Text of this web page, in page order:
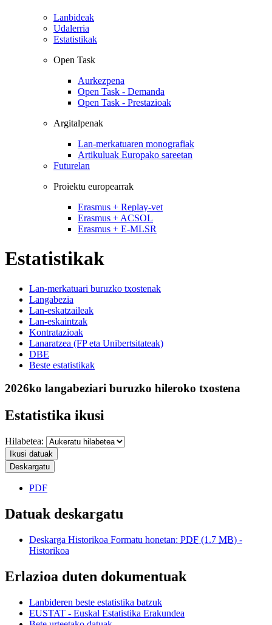
Lanbideak
Udalerria
Estatistikak
Open Task
Aurkezpena
Open Task - Demanda
Open Task - Prestazioak
Argitalpenak
Lan-merkatuaren monografiak
Artikuluak Europako sareetan
Futurelan
Proiektu europearrak
Erasmus + Replay-vet
Erasmus + ACSOL
Erasmus + E-MLSR
Estatistikak
Lan-merkatuari buruzko txostenak
Langabezia
Lan-eskatzaileak
Lan-eskaintzak
Kontratazioak
Lanaratzea (FP eta Unibertsitateak)
DBE
Beste estatistikak
2026ko langabeziari buruzko hileroko txostena
Estatistika ikusi
Hilabetea:
Ikusi datuak
Deskargatu
PDF
Datuak deskargatu
Deskarga Historikoa Formatu honetan: PDF (1.7 MB) -
Historikoa
Erlazioa duten dokumentuak
Lanbideren beste estatistika batzuk
EUSTAT - Euskal Estatistika Erakundea